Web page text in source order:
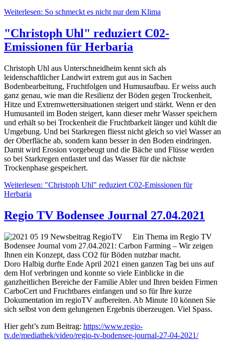
Weiterlesen: So schmeckt es nicht nur dem Klima
"Christoph Uhl" reduziert C02-
Emissionen für Herbaria
Christoph Uhl aus Unterschneidheim kennt sich als
leidenschaftlicher Landwirt extrem gut aus in Sachen
Bodenbearbeitung, Fruchtfolgen und Humusaufbau. Er weiss auch
ganz genau, wie man die Resilienz der Böden gegen Trockenheit,
Hitze und Extremwettersituationen steigert und stärkt. Wenn er den
Humusanteil im Boden steigert, kann dieser mehr Wasser speichern
und erhält so bei Trockenheit die Fruchtbarkeit länger und kühlt die
Umgebung. Und bei Starkregen fliesst nicht gleich so viel Wasser an
der Oberfläche ab, sondern kann besser in den Boden eindringen.
Damit wird Erosion vorgebeugt und die Bäche und Flüsse werden
so bei Starkregen entlastet und das Wasser für die nächste
Trockenphase gespeichert.
Weiterlesen: "Christoph Uhl" reduziert C02-Emissionen für
Herbaria
Regio TV Bodensee Journal 27.04.2021
Ein Thema im Regio TV
Bodensee Journal vom 27.04.2021: Carbon Farming – Wir zeigen
Ihnen ein Konzept, dass CO2 für Böden nutzbar macht.
Doro Halbig durfte Ende April 2021 einen ganzen Tag bei uns auf
dem Hof verbringen und konnte so viele Einblicke in die
ganzheitlichen Bereiche der Familie Abler und Ihren beiden Firmen
CarboCert und Fruchtbares einfangen und so für Ihre kurze
Dokumentation im regioTV aufbereiten. Ab Minute 10 können Sie
sich selbst von dem gelungenen Ergebnis überzeugen. Viel Spass.
Hier geht’s zum Beitrag: https://www.regio-
tv.de/mediathek/video/regio-tv-bodensee-journal-27-04-2021/